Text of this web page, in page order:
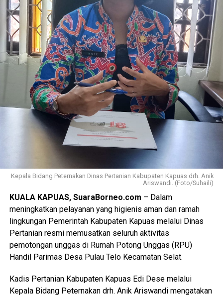
Kepala Bidang Peternakan Dinas Pertanian Kabupaten Kapuas drh. Anik
Ariswandi. (Foto/Suhaili)
KUALA KAPUAS, SuaraBorneo.com – Dalam
meningkatkan pelayanan yang higienis aman dan ramah
lingkungan Pemerintah Kabupaten Kapuas melalui Dinas
Pertanian resmi memusatkan seluruh aktivitas
pemotongan unggas di Rumah Potong Unggas (RPU)
Handil Parimas Desa Pulau Telo Kecamatan Selat.
Kadis Pertanian Kabupaten Kapuas Edi Dese melalui
Kepala Bidang Peternakan drh. Anik Ariswandi mengatakan